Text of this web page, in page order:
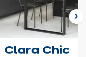
Clara Chic